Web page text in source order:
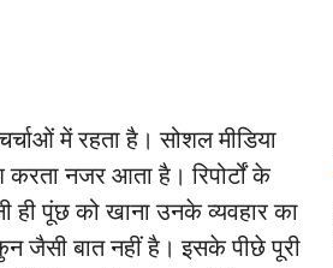
में रहता है। सोशल मीडिया
नजर आता है। रिपोर्टों के
ही पूंछ को खाना उनके व्यवहार का
जैसी बात नहीं है। इसके पीछे पूरी